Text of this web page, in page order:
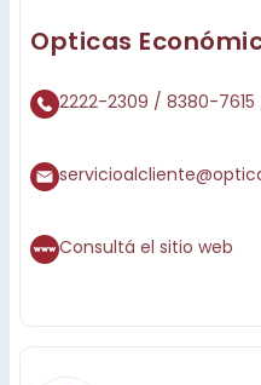
Opticas
2222-2309 / 8380-
Consultá el sitio web